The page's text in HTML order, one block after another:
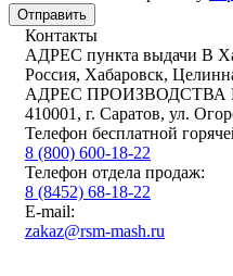
Отправить
Контакты
АДРЕС пункта выдачи В
Россия, Хабаровск,
АДРЕС ПРОИЗВОДСТВА
410001, г. Саратов, ул.
Телефон бесплатной
8 (800) 600-18-22
Телефон отдела продаж:
8 (8452) 68-18-22
E-mail:
zakaz@rsm-mash.ru